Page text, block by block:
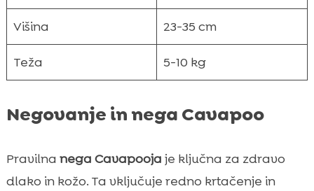
Višina 23-35 cm
Teža 5-10 kg
Negovanje in nega Cavapoo
Pravilna nega Cavapooja je ključna za zdravo
dlako in kožo. Ta vključuje redno krtačenje in